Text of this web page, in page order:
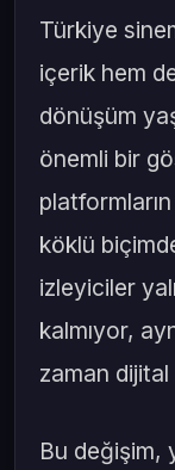
Türkiye
içerik hem
dönüşüm
önemli bir
platformların
köklü
izleyiciler
kalmıyor,
zaman
Bu değişim,